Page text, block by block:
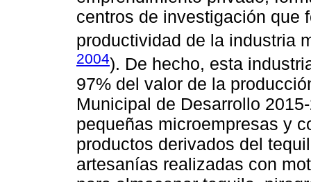
centros de investigación que
productividad de la industria
2004). De hecho, esta
97% del valor de la
Municipal de Desarrollo
pequeñas microempresas y
productos derivados del
artesanías realizadas con